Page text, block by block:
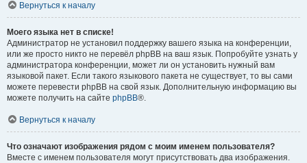
Вернуться к началу
Моего языка нет в списке!
Администратор не установил поддержку вашего языка на конференции,
или же просто никто не перевёл phpBB на ваш язык. Попробуйте узнать у
администратора конференции, может ли он установить нужный вам
языковой пакет. Если такого языкового пакета не существует, то вы сами
можете перевести phpBB на свой язык. Дополнительную информацию вы
можете получить на сайте phpBB®.
Вернуться к началу
Что означают изображения рядом с моим именем пользователя?
Вместе с именем пользователя могут присутствовать два изображения.